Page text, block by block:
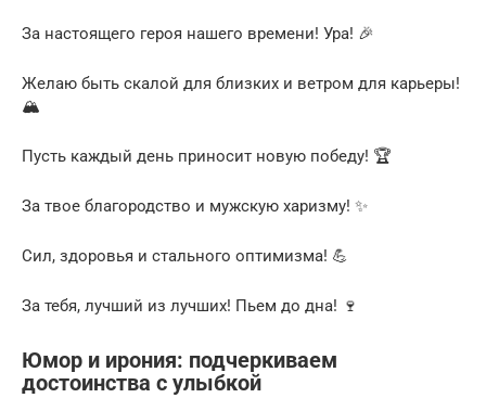
За настоящего героя нашего времени! Ура! 🎉
Желаю быть скалой для близких и ветром для карьеры!
🏔️
Пусть каждый день приносит новую победу! 🏆
За твое благородство и мужскую харизму! ✨
Сил, здоровья и стального оптимизма! 💪
За тебя, лучший из лучших! Пьем до дна! 🍷
Юмор и ирония: подчеркиваем
достоинства с улыбкой